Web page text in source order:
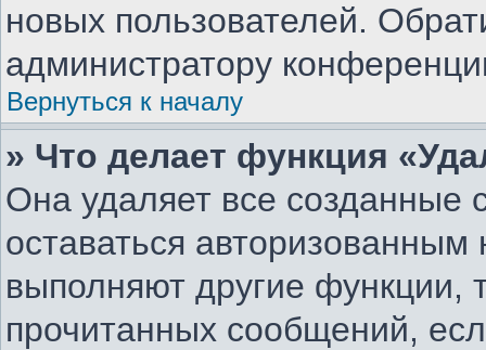
новых пользователей.
администратору
Вернуться к началу
» Что делает функция
Она удаляет все созданные
оставаться
выполняют другие функции,
прочитанных сообщений,